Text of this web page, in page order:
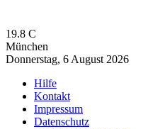
19.8 C
München
Donnerstag, 6 August 2026
Hilfe
Kontakt
Impressum
Datenschutz